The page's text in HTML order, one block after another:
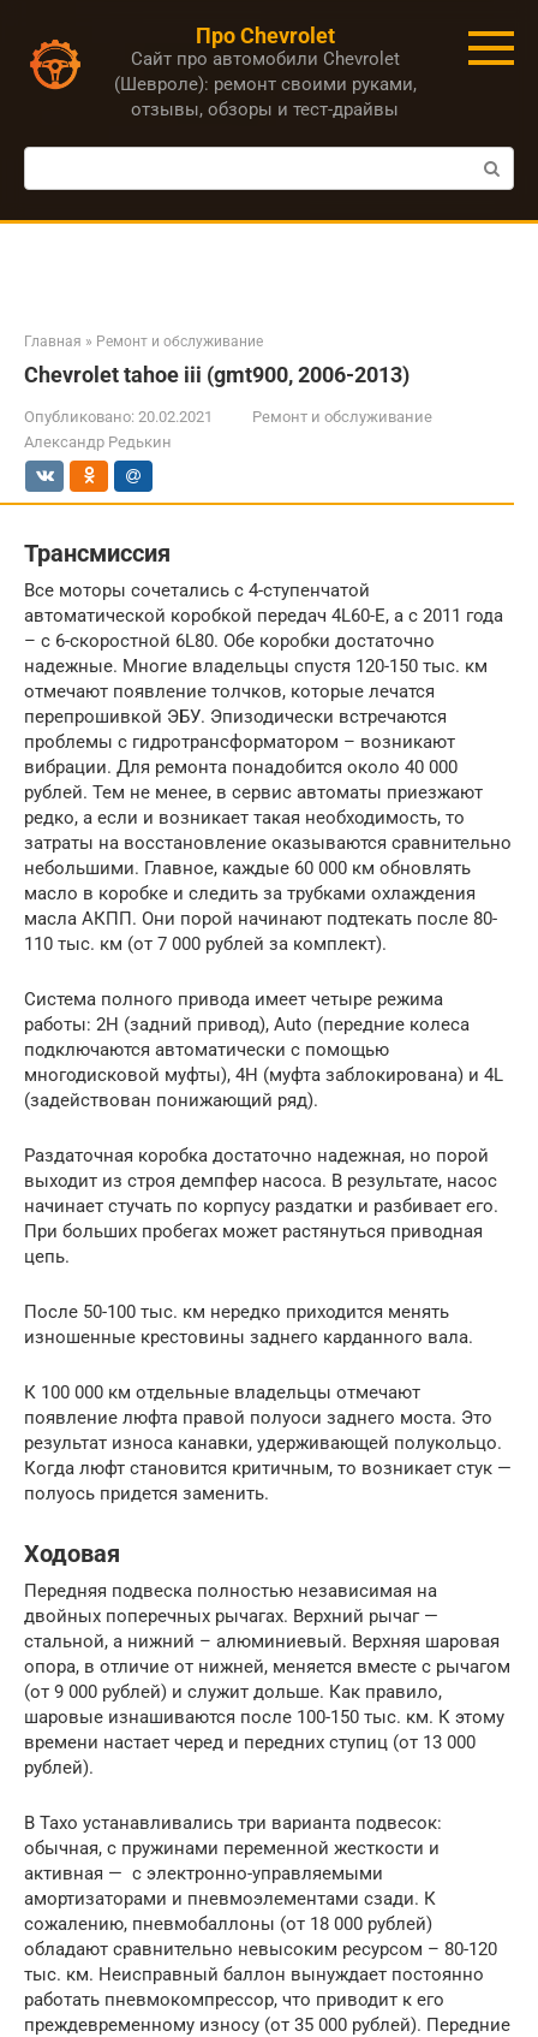
контенту
Про Chevrolet
Сайт про автомобили Chevrolet
(Шевроле): ремонт своими руками,
отзывы, обзоры и тест-драйвы
Поиск:
Главная » Ремонт и обслуживание
Chevrolet tahoe iii (gmt900, 2006-2013)
Опубликовано: 20.02.2021
Ремонт и обслуживание
Александр Редькин
Трансмиссия
Все моторы сочетались с 4-ступенчатой
автоматической коробкой передач 4L60-E, а с 2011 года
– с 6-скоростной 6L80. Обе коробки достаточно
надежные. Многие владельцы спустя 120-150 тыс. км
отмечают появление толчков, которые лечатся
перепрошивкой ЭБУ. Эпизодически встречаются
проблемы с гидротрансформатором – возникают
вибрации. Для ремонта понадобится около 40 000
рублей. Тем не менее, в сервис автоматы приезжают
редко, а если и возникает такая необходимость, то
затраты на восстановление оказываются сравнительно
небольшими. Главное, каждые 60 000 км обновлять
масло в коробке и следить за трубками охлаждения
масла АКПП. Они порой начинают подтекать после 80-
110 тыс. км (от 7 000 рублей за комплект).
Система полного привода имеет четыре режима
работы: 2Н (задний привод), Auto (передние колеса
подключаются автоматически с помощью
многодисковой муфты), 4H (муфта заблокирована) и 4L
(задействован понижающий ряд).
Раздаточная коробка достаточно надежная, но порой
выходит из строя демпфер насоса. В результате, насос
начинает стучать по корпусу раздатки и разбивает его.
При больших пробегах может растянуться приводная
цепь.
После 50-100 тыс. км нередко приходится менять
изношенные крестовины заднего карданного вала.
К 100 000 км отдельные владельцы отмечают
появление люфта правой полуоси заднего моста. Это
результат износа канавки, удерживающей полукольцо.
Когда люфт становится критичным, то возникает стук —
полуось придется заменить.
Ходовая
Передняя подвеска полностью независимая на
двойных поперечных рычагах. Верхний рычаг —
стальной, а нижний – алюминиевый. Верхняя шаровая
опора, в отличие от нижней, меняется вместе с рычагом
(от 9 000 рублей) и служит дольше. Как правило,
шаровые изнашиваются после 100-150 тыс. км. К этому
времени настает черед и передних ступиц (от 13 000
рублей).
В Тахо устанавливались три варианта подвесок:
обычная, с пружинами переменной жесткости и
активная — с электронно-управляемыми
амортизаторами и пневмоэлементами сзади. К
сожалению, пневмобаллоны (от 18 000 рублей)
обладают сравнительно невысоким ресурсом – 80-120
тыс. км. Неисправный баллон вынуждает постоянно
работать пневмокомпрессор, что приводит к его
преждевременному износу (от 35 000 рублей). Передние